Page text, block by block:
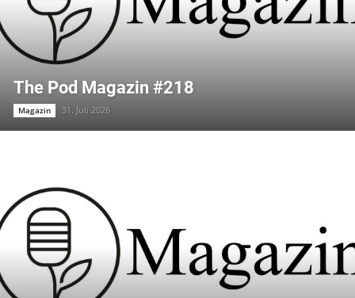
The Pod Magazin #218
Magazin 31. Juli 2026